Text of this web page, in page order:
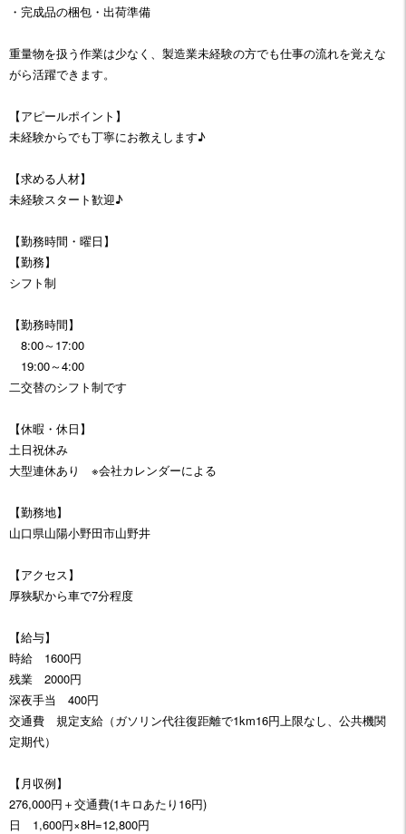
・完成品の梱包・出荷準備
重量物を扱う作業は少なく、製造業未経験の方でも仕事の流れを覚えな
がら活躍できます。
【アピールポイント】
未経験からでも丁寧にお教えします♪
【求める人材】
未経験スタート歓迎♪
【勤務時間・曜日】
【勤務】
シフト制
【勤務時間】
8:00～17:00
19:00～4:00
二交替のシフト制です
【休暇・休日】
土日祝休み
大型連休あり ※会社カレンダーによる
【勤務地】
山口県山陽小野田市山野井
【アクセス】
厚狭駅から車で7分程度
【給与】
時給 1600円
残業 2000円
深夜手当 400円
交通費 規定支給（ガソリン代往復距離で1km16円上限なし、公共機関
定期代）
【月収例】
276,000円＋交通費(1キロあたり16円)
日 1,600円×8H=12,800円